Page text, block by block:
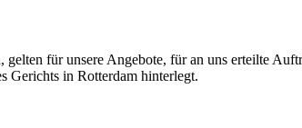
für unsere Angebote, für an uns erteilte
Gerichts in Rotterdam hinterlegt.